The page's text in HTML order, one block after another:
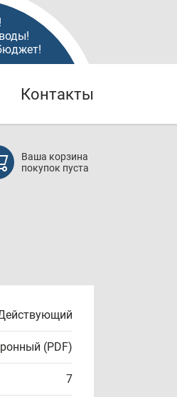
Контакты
Ваша корзина
покупок пуста
(PDF)
7